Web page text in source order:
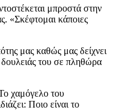
μπροστά στην
«Σκέφτομαι κάποιες
μας καθώς μας δείχνει
δουλειάς του σε πληθώρα
χαμόγελο του
Ποιο είναι το